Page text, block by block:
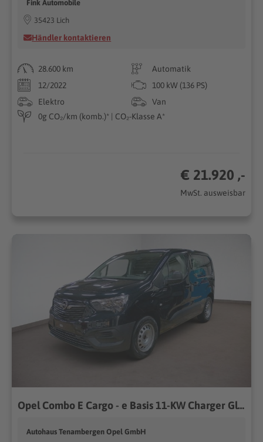
Fink Automobile
35423 Lich
Händler kontaktieren
28.600 km
Automatik
12/2022
100 kW (136 PS)
Elektro
Van
0g CO₂/km (komb.)* | CO₂-Klasse A*
€ 21.920 ,-
MwSt. ausweisbar
Opel Combo E Cargo - e Basis 11-KW Charger Glas
Autohaus Tenambergen Opel GmbH